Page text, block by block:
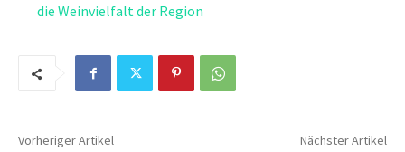
die Weinvielfalt der Region
Vorheriger Artikel Nächster Artikel